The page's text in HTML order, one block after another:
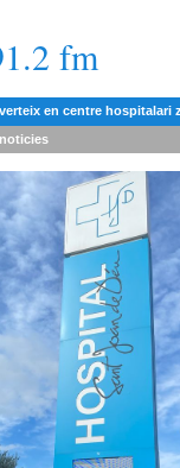
fm
en centre hospitalari
noticies